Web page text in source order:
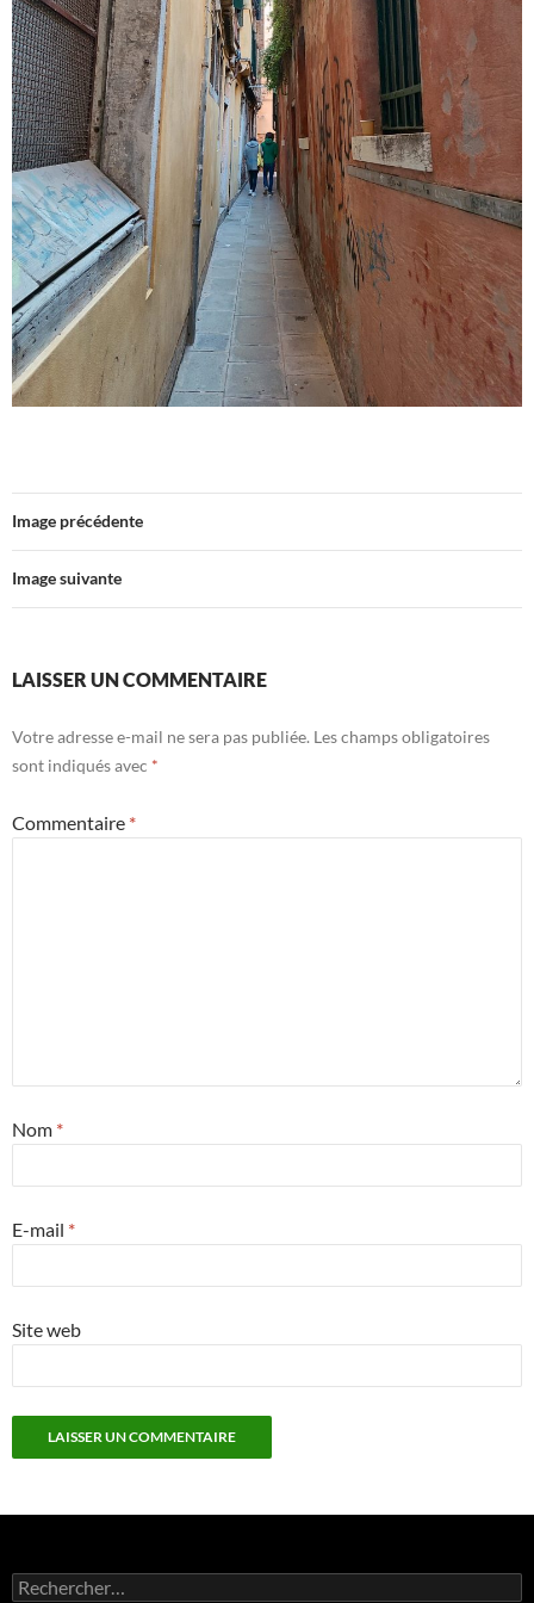
Image précédente
Image suivante
LAISSER UN COMMENTAIRE
Votre adresse e-mail ne sera pas publiée. Les champs obligatoires
sont indiqués avec *
Commentaire *
Nom *
E-mail *
Site web
Rechercher :